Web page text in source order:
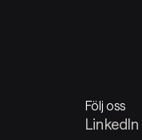
Följ oss
LinkedIn